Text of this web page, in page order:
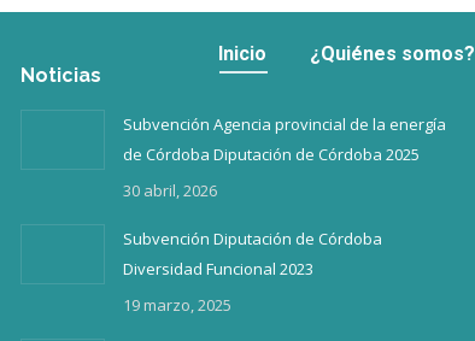
Inicio ¿Quiénes somos?
Noticias
Subvención Agencia provincial de la energía
de Córdoba Diputación de Córdoba 2025
30 abril, 2026
Subvención Diputación de Córdoba
Diversidad Funcional 2023
19 marzo, 2025